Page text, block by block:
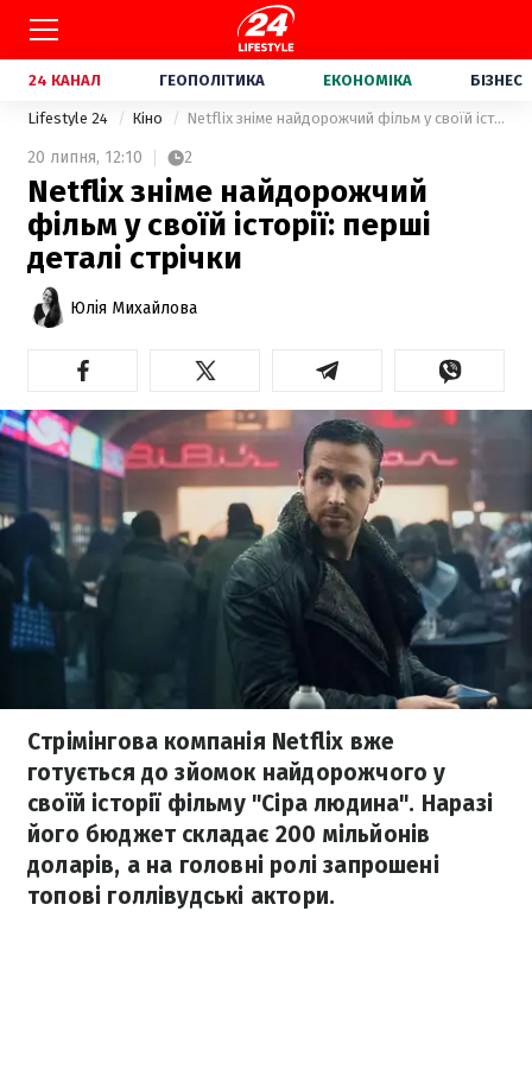
24 КАНАЛ ГЕОПОЛІТИКА ЕКОНОМІКА БІЗНЕС
Lifestyle 24 Кіно Netflix зніме найдорожчий фільм у своїй історії: перші деталі стрічки
20 липня, 12:10 2
Netflix зніме найдорожчий
фільм у своїй історії: перші
деталі стрічки
Юлія Михайлова
Стрімінгова компанія Netflix вже
готується до зйомок найдорожчого у
своїй історії фільму "Сіра людина". Наразі
його бюджет складає 200 мільйонів
доларів, а на головні ролі запрошені
топові голлівудські актори.